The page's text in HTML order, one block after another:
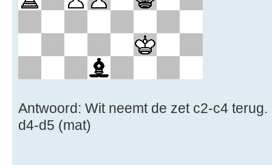
Antwoord: Wit neemt de zet c2-c4
d4-d5 (mat)